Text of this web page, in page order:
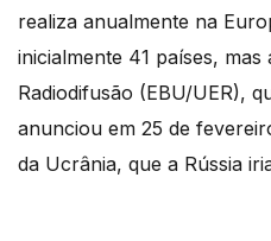
realiza anualmente na
inicialmente 41 países,
Radiodifusão (EBU/UER),
anunciou em 25 de
da Ucrânia, que a Rússia